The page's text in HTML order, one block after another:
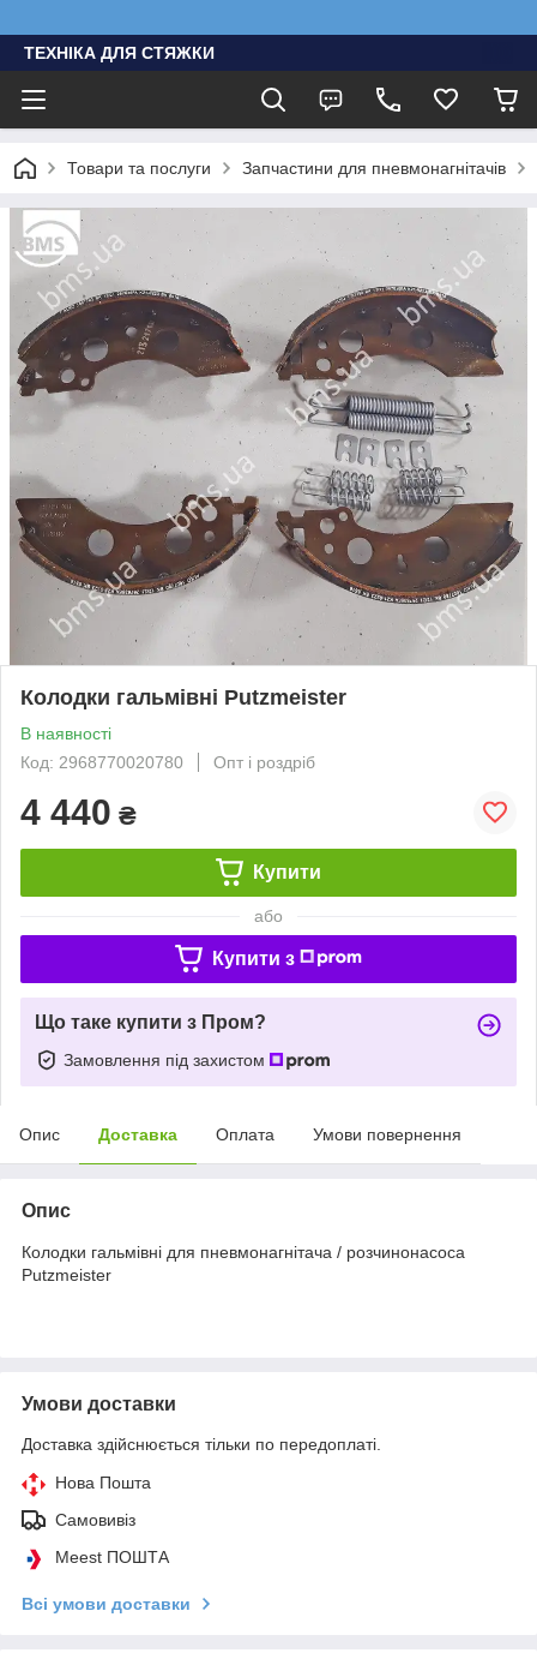
ТЕХНІКА ДЛЯ СТЯЖКИ
Товари та послуги Запчастини для пневмонагнітачів
Колодки гальмівні Putzmeister
В наявності
Код: 2968770020780
Опт і роздріб
4 440 ₴
Купити
або
Купити з
Що таке купити з Пром?
Замовлення під захистом
Опис Доставка Оплата Умови повернення
Опис
Колодки гальмівні для пневмонагнітача / розчинонасоса
Putzmeister
Умови доставки
Доставка здійснюється тільки по передоплаті.
Нова Пошта
Самовивіз
Meest ПОШТА
Всі умови доставки